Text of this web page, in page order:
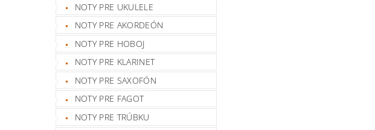
NOTY PRE UKULELE
NOTY PRE AKORDEÓN
NOTY PRE HOBOJ
NOTY PRE KLARINET
NOTY PRE SAXOFÓN
NOTY PRE FAGOT
NOTY PRE TRÚBKU